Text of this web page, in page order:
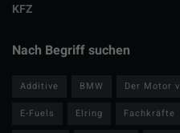
KFZ
Nach Begriff suchen
Additive BMW Der Motor
E-Fuels
Elring Fachkräfte